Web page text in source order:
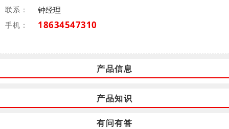
联系： 钟经理
手机： 18634547310
产品信息
产品知识
有问有答